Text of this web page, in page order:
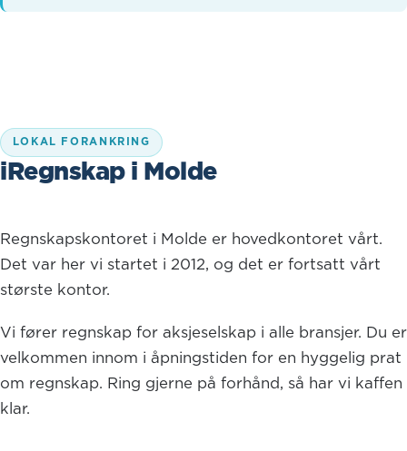
LOKAL FORANKRING
iRegnskap i Molde
Regnskapskontoret i Molde er hovedkontoret vårt.
Det var her vi startet i 2012, og det er fortsatt vårt
største kontor.
Vi fører regnskap for aksjeselskap i alle bransjer. Du er
velkommen innom i åpningstiden for en hyggelig prat
om regnskap. Ring gjerne på forhånd, så har vi kaffen
klar.